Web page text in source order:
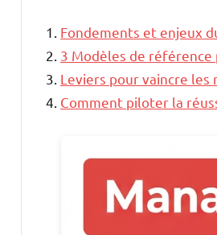
Fondements et enjeux
3 Modèles de
Leviers pour vaincre les
Comment piloter la